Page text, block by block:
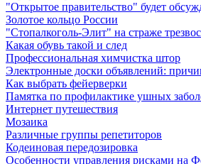
"Открытое правительство" будет
Золотое кольцо России
"Стопалкоголь-Элит" на страже
Какая обувь такой и след
Профессиональная химчистка штор
Электронные доски объявлений:
Как выбрать фейерверки
Памятка по профилактике ушных
Интернет путешествия
Мозаика
Различные группы репетиторов
Кодеиновая передозировка
Особенности управления рисками на